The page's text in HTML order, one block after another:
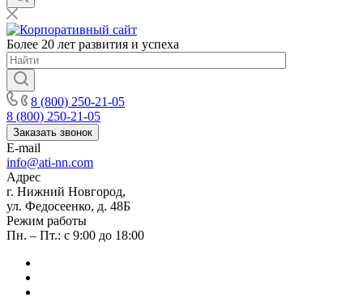
Более 20 лет развития и успеха
8 (800) 250-21-05
8 (800) 250-21-05
Заказать звонок
E-mail
info@ati-nn.com
Адрес
г. Нижний Новгород,
ул. Федосеенко, д. 48Б
Режим работы
Пн. – Пт.: с 9:00 до 18:00